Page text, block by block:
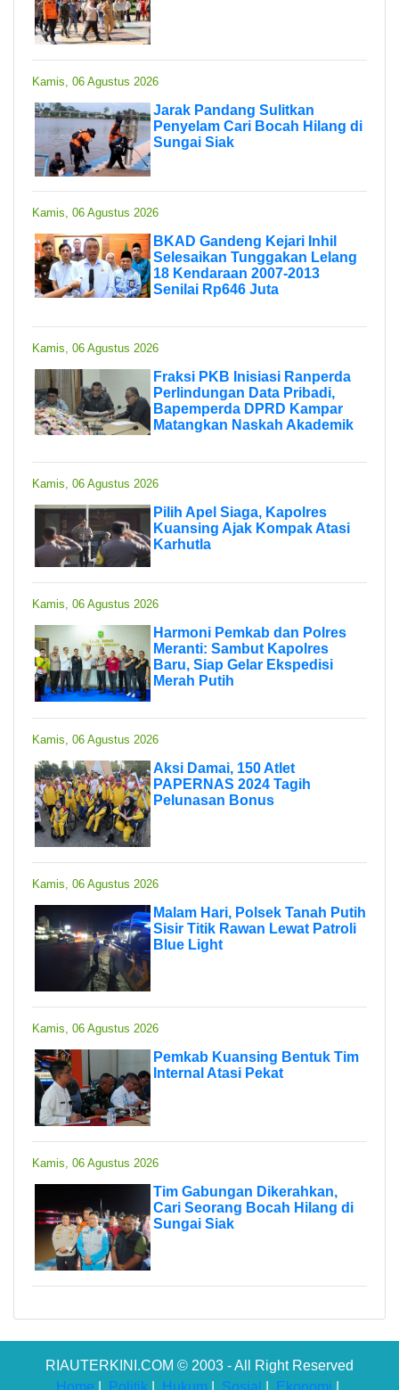
Kamis, 06 Agustus 2026
Jarak Pandang Sulitkan
Penyelam Cari Bocah Hilang di
Sungai Siak
Kamis, 06 Agustus 2026
BKAD Gandeng Kejari Inhil
Selesaikan Tunggakan Lelang
18 Kendaraan 2007-2013
Senilai Rp646 Juta
Kamis, 06 Agustus 2026
Fraksi PKB Inisiasi Ranperda
Perlindungan Data Pribadi,
Bapemperda DPRD Kampar
Matangkan Naskah Akademik
Kamis, 06 Agustus 2026
Pilih Apel Siaga, Kapolres
Kuansing Ajak Kompak Atasi
Karhutla
Kamis, 06 Agustus 2026
Harmoni Pemkab dan Polres
Meranti: Sambut Kapolres
Baru, Siap Gelar Ekspedisi
Merah Putih
Kamis, 06 Agustus 2026
Aksi Damai, 150 Atlet
PAPERNAS 2024 Tagih
Pelunasan Bonus
Kamis, 06 Agustus 2026
Malam Hari, Polsek Tanah Putih
Sisir Titik Rawan Lewat Patroli
Blue Light
Kamis, 06 Agustus 2026
Pemkab Kuansing Bentuk Tim
Internal Atasi Pekat
Kamis, 06 Agustus 2026
Tim Gabungan Dikerahkan,
Cari Seorang Bocah Hilang di
Sungai Siak
RIAUTERKINI.COM © 2003 - All Right Reserved
Home
Politik Hukum Sosial Ekonomi